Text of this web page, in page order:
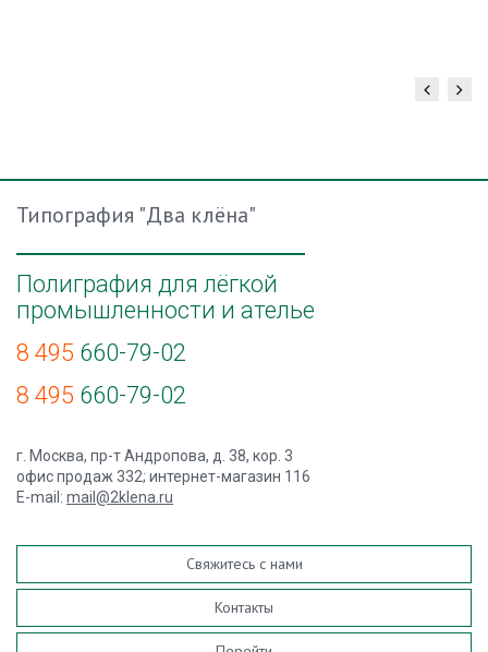
Типография "Два клёна"
Полиграфия для лёгкой
промышленности и ателье
8 495 660-79-02
8 495 660-79-02
г. Москва, пр-т Андропова, д. 38, кор. 3
офис продаж 332; интернет-магазин 116
E-mail: mail@2klena.ru
Свяжитесь с нами
Контакты